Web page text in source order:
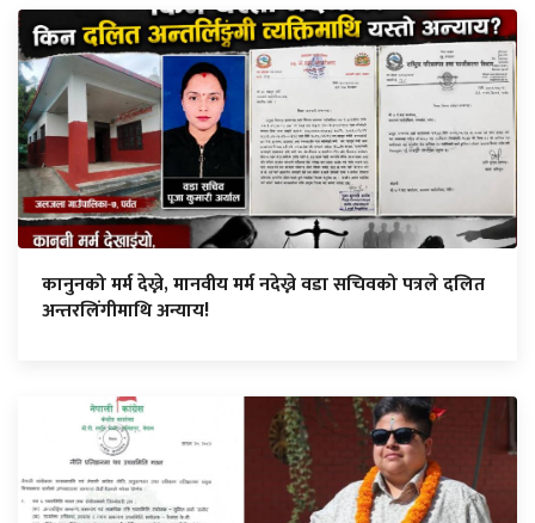
कानुनको मर्म देख्ने, मानवीय मर्म नदेख्ने वडा सचिवको पत्रले दलित
अन्तरलिंगीमाथि अन्याय!